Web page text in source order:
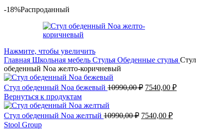
-18%Распроданный
Нажмите, чтобы увеличить
Главная Школьная мебель Стулья Обеденные стулья Стул
обеденный Noa желто-коричневый
Стул обеденный Noa бежевый 10990,00₽ Первоначальная
10990,00 ₽.
7540,00 ₽Текущая
Вернуться к продуктам
Стул обеденный Noa желтый 10990,00₽ Первоначальная
7540,00 ₽Текущая
Stool Group